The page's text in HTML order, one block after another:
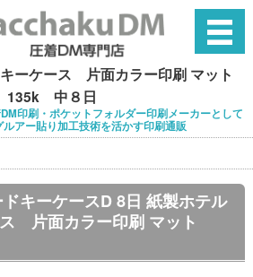
ーケース 片面カラー印刷 マット
135k 中８日
印刷・ポケットフォルダー印刷メーカーとして
アー貼り加工技術を活かす印刷通販
キーケースD 8日 紙製ホテル
片面カラー印刷 マット